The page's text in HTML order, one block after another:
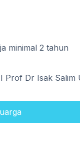
minimal 2 tahun
Prof Dr Isak Salim